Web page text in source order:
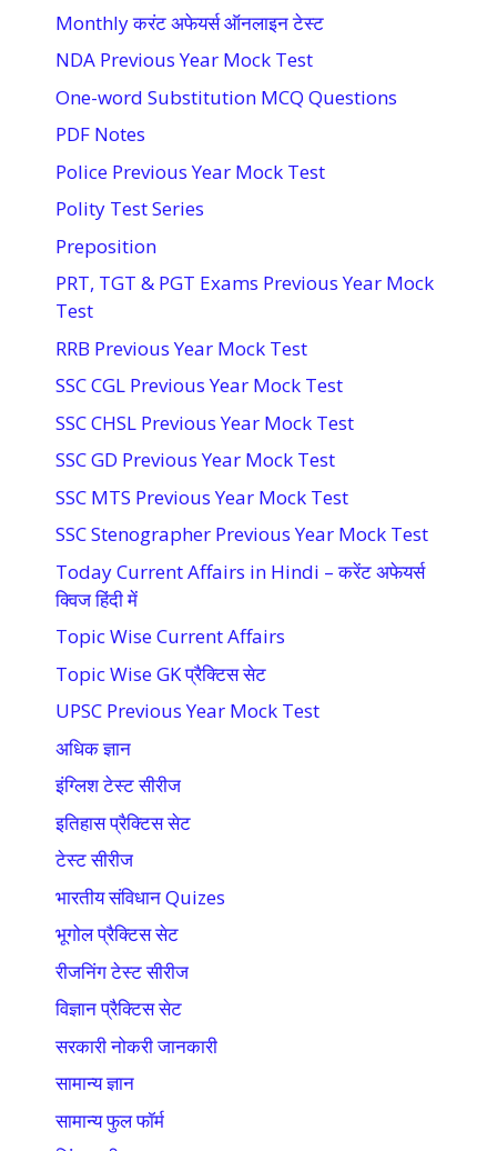
Monthly करंट अफेयर्स ऑनलाइन टेस्ट
NDA Previous Year Mock Test
One-word Substitution MCQ Questions
PDF Notes
Police Previous Year Mock Test
Polity Test Series
Preposition
PRT, TGT & PGT Exams Previous Year Mock
Test
RRB Previous Year Mock Test
SSC CGL Previous Year Mock Test
SSC CHSL Previous Year Mock Test
SSC GD Previous Year Mock Test
SSC MTS Previous Year Mock Test
SSC Stenographer Previous Year Mock Test
Today Current Affairs in Hindi – करेंट अफेयर्स
क्विज हिंदी में
Topic Wise Current Affairs
Topic Wise GK प्रैक्टिस सेट
UPSC Previous Year Mock Test
अधिक ज्ञान
इंग्लिश टेस्ट सीरीज
इतिहास प्रैक्टिस सेट
टेस्ट सीरीज
भारतीय संविधान Quizes
भूगोल प्रैक्टिस सेट
रीजनिंग टेस्ट सीरीज
विज्ञान प्रैक्टिस सेट
सरकारी नोकरी जानकारी
सामान्य ज्ञान
सामान्य फुल फॉर्म